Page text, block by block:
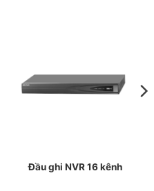
Đầu ghi NVR 16 kênh